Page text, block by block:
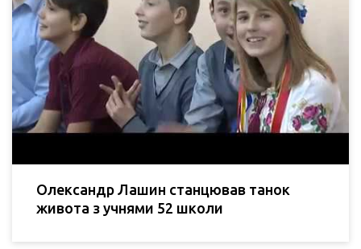
Олександр Лашин станцював танок
живота з учнями 52 школи